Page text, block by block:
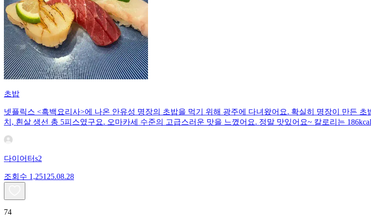
초밥
넷플릭스 <흑백요리사>에 나온 안유성 명장의 초밥을 먹기 위해 광주에 다녀왔어요. 확실히 명장이 만든
치, 흰살 생선 총 5피스였구요. 오마카세 수준의 고급스러운 맛을 느꼈어요. 정말 맛있어요~ 칼로리는
다이어터s2
조회수 1,251 25.08.28
74